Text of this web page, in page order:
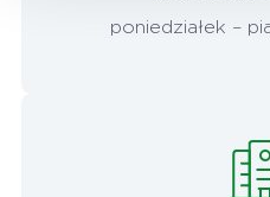
poniedziałek –